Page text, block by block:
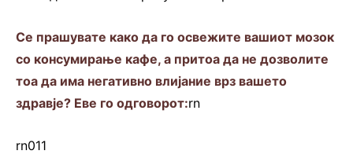
Се прашувате како да го освежите вашиот мозок
со консумирање кафе, а притоа да не дозволите
тоа да има негативно влијание врз вашето
здравје? Еве го одговорот:rn
rn011